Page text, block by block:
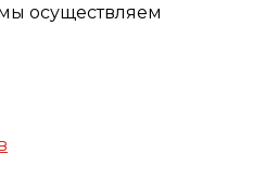
осуществляем